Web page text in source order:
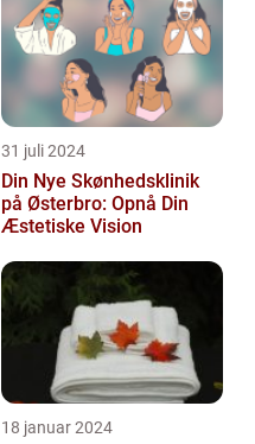
31 juli 2024
Din Nye Skønhedsklinik
på Østerbro: Opnå Din
Æstetiske Vision
18 januar 2024